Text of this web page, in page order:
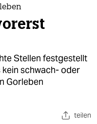
Stellen festgestellt
schwach- oder
Gorleben
teilen